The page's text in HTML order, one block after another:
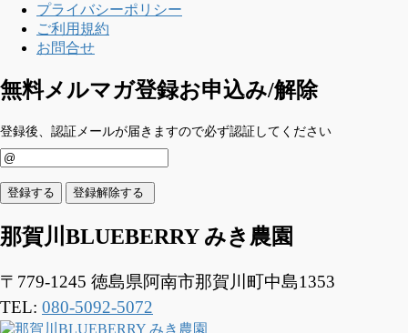
プライバシーポリシー
ご利用規約
お問合せ
無料メルマガ登録お申込み/解除
登録後、認証メールが届きますので必ず認証してください
那賀川BLUEBERRY みき農園
〒779-1245 徳島県阿南市那賀川町中島1353
TEL: 080-5092-5072